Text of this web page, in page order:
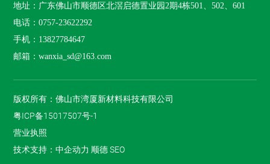
地址：广东佛山市顺德区北滘启德置业园2期4栋501、502、601
电话：0757-23622292
手机： 13827784647
邮箱：wanxia_sd@163.com
版权所有：佛山市湾厦新材料科技有限公司
粤ICP备15017507号-1
营业执照
技术支持：中企动力 顺德 SEO